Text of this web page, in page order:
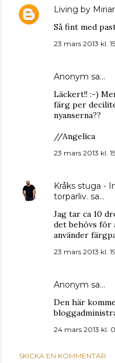
Living by
Så fint med
23 mars 2013 kl.
Anonym sa…
Läckert!! :-)
färg per
nyanserna??
//Angelica
23 mars 2013 kl.
Kråks stuga -
torparliv. sa…
Jag tar ca 10
det behövs för
använder
23 mars 2013 kl.
Anonym sa…
Den här
24 mars 2013 kl.
SKICKA EN KOMMENTAR